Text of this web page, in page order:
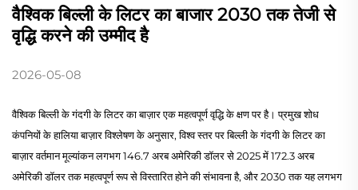
वैश्विक बिल्ली के लिटर का बाजार 2030 तक तेजी से
वृद्धि करने की उम्मीद है
2026-05-08
वैश्विक बिल्ली के गंदगी के लिटर का बाज़ार एक महत्वपूर्ण वृद्धि के क्षण पर है। प्रमुख शोध
कंपनियों के हालिया बाज़ार विश्लेषण के अनुसार, विश्व स्तर पर बिल्ली के गंदगी के लिटर का
बाज़ार वर्तमान मूल्यांकन लगभग 146.7 अरब अमेरिकी डॉलर से 2025 में 172.3 अरब
अमेरिकी डॉलर तक महत्वपूर्ण रूप से विस्तारित होने की संभावना है, और 2030 तक यह लगभग